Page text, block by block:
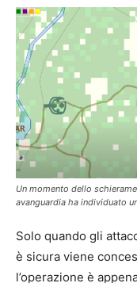
Un momento dello
avanguardia ha individuato
Solo quando gli
è sicura viene
l’operazione è